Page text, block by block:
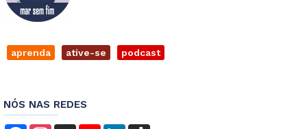
aprenda ative-se podcast
NÓS NAS REDES